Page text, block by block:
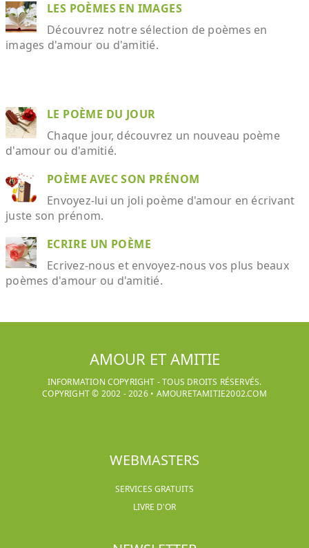
LES POÈMES EN IMAGES
Découvrez notre sélection de poèmes en
images d'amour ou d'amitié.
LE POÈME DU JOUR
Chaque jour, découvrez un nouveau poème
d'amour ou d'amitié.
POÈME AVEC SON PRÉNOM
Envoyez-lui un joli poème d'amour en écrivant
juste son prénom.
ECRIRE UN POÈME
Ecrivez-nous et envoyez-nous vos plus beaux
poèmes d'amour ou d'amitié.
AMOUR ET AMITIE
INFORMATION COPYRIGHT - TOUS DROITS RÉSERVÉS.
COPYRIGHT © 2002 -2026• AMOURETAMITIE2002.COM
WEBMASTERS
SERVICES GRATUITS
LIVRE D'OR